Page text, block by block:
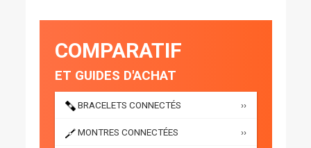
COMPARATIF
ET GUIDES D'ACHAT
BRACELETS CONNECTÉS ››
MONTRES CONNECTÉES ››